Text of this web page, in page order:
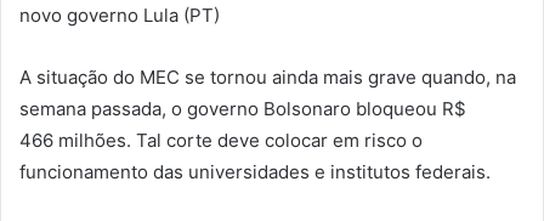
novo governo Lula (PT)
A situação do MEC se tornou ainda mais grave quando, na
semana passada, o governo Bolsonaro bloqueou R$
466 milhões. Tal corte deve colocar em risco o
funcionamento das universidades e institutos federais.